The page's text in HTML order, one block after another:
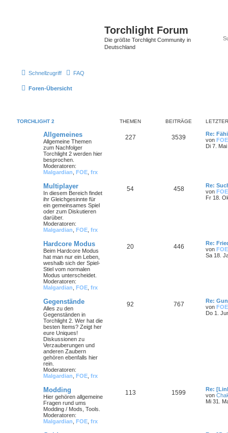
Torchlight Forum
Die größte Torchlight Community in
Deutschland
Schnellzugriff FAQ
Foren-Übersicht
TORCHLIGHT 2 THEMEN BEITRÄGE
Allgemeines
Allgemeine Themen
zum Nachfolger
Torchlight 2 werden hier
besprochen.
Moderatoren:
Malgardian FOE frx
227 3539
Re:
von FOE
Di 7.
Multiplayer
In diesem Bereich findet
ihr Gleichgesinnte für
ein gemeinsames Spiel
oder zum Diskutieren
darüber.
Moderatoren:
Malgardian FOE frx
54 458
Re:
von FOE
Fr 18.
Hardcore Modus
Beim Hardcore Modus
hat man nur ein Leben,
weshalb sich der Spiel-
Stiel vom normalen
Modus unterscheidet.
Moderatoren:
Malgardian FOE frx
20 446
Re:
von FOE
Sa 18.
Gegenstände
Alles zu den
Gegenständen in
Torchlight 2. Wer hat die
besten Items? Zeigt her
eure Uniques!
Diskussionen zu
Verzauberungen und
anderen Zaubern
gehören ebenfalls hier
rein.
Moderatoren:
Malgardian FOE frx
92 767
Re:
von FOE
Do 1.
Modding
Hier gehören allgemeine
Fragen rund ums
Modding / Mods, Tools.
Moderatoren:
Malgardian FOE frx
113 1599
Re:
von
Mi 31.